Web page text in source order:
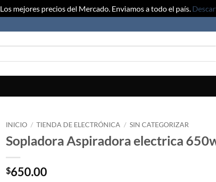
Los mejores precios del Mercado. Enviamos a todo el país.
INICIO / TIENDA DE ELECTRÓNICA / SIN CATEGORIZAR
Sopladora Aspiradora electrica
$650.00